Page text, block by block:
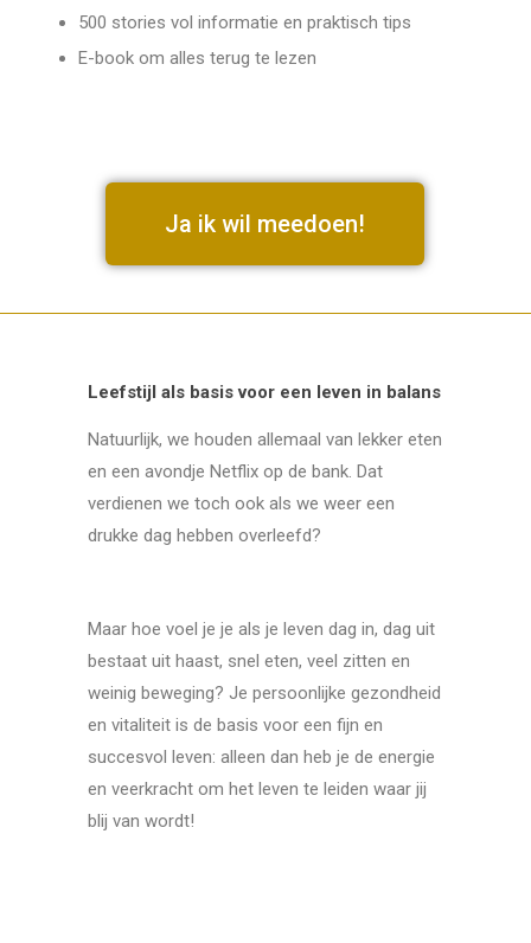
500 stories vol informatie en praktisch tips
E-book om alles terug te lezen
Ja ik wil meedoen!
Leefstijl als basis voor een leven in balans
Natuurlijk, we houden allemaal van lekker eten
en een avondje Netflix op de bank. Dat
verdienen we toch ook als we weer een
drukke dag hebben overleefd?
Maar hoe voel je je als je leven dag in, dag uit
bestaat uit haast, snel eten, veel zitten en
weinig beweging? Je persoonlijke gezondheid
en vitaliteit is de basis voor een fijn en
succesvol leven: alleen dan heb je de energie
en veerkracht om het leven te leiden waar jij
blij van wordt!